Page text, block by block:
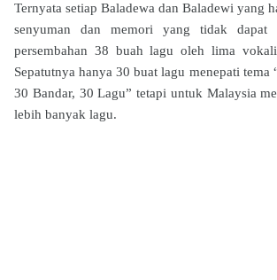
Ternyata setiap Baladewa dan Baladewi yang
senyuman dan memori yang tidak dapat
persembahan 38 buah lagu oleh lima
Sepatutnya hanya 30 buat lagu menepati tema
30 Bandar, 30 Lagu” tetapi untuk Malaysia
lebih banyak lagu.